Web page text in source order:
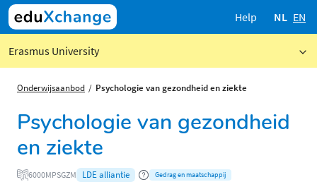
Help NL EN
Erasmus University
Onderwijsaanbod Psychologie van gezondheid en ziekte
Psychologie van gezondheid
en ziekte
6000MPSGZM LDE alliantie Gedrag en maatschappij